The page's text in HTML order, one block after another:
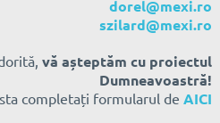
dorel@mexi.ro
szilard@mexi.ro
vă așteptăm cu proiectul
Dumneavoastră!
completați formularul de AICI